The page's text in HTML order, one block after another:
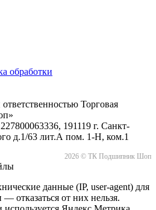
обработки
Торговая
191119 г. Санкт-
д.1/63 лит.А пом. 1-Н, ком.1
2026 © ТК Подшипник Шоп
данные (IP, user-agent) для
отказаться от них нельзя.